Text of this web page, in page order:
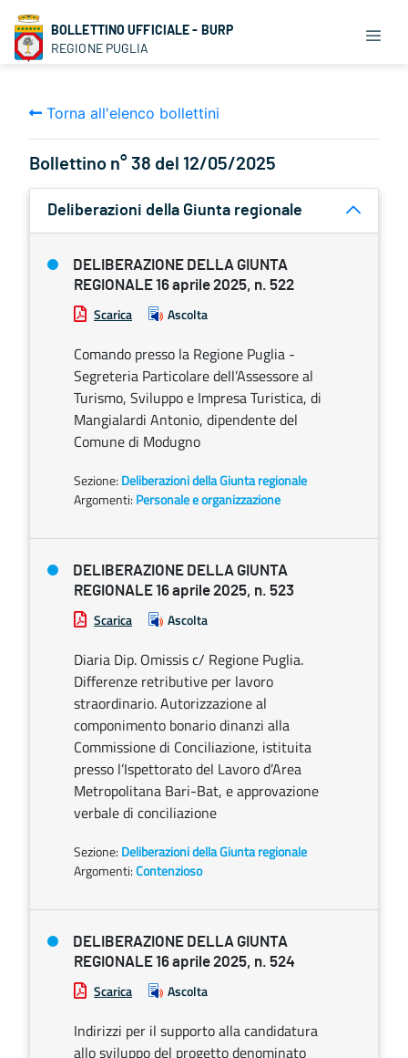
BOLLETTINO UFFICIALE - BURP
REGIONE PUGLIA
Torna all'elenco bollettini
Bollettino n° 38 del 12/05/2025
Deliberazioni della Giunta regionale
DELIBERAZIONE DELLA GIUNTA
REGIONALE 16 aprile 2025, n. 522
Scarica Ascolta
Comando presso la Regione Puglia -
Segreteria Particolare dell’Assessore al
Turismo, Sviluppo e Impresa Turistica, di
Mangialardi Antonio, dipendente del
Comune di Modugno
Sezione: Deliberazioni della Giunta regionale
Argomenti: Personale e organizzazione
DELIBERAZIONE DELLA GIUNTA
REGIONALE 16 aprile 2025, n. 523
Scarica Ascolta
Diaria Dip. Omissis c/ Regione Puglia.
Differenze retributive per lavoro
straordinario. Autorizzazione al
componimento bonario dinanzi alla
Commissione di Conciliazione, istituita
presso l’Ispettorato del Lavoro d’Area
Metropolitana Bari-Bat, e approvazione
verbale di conciliazione
Sezione: Deliberazioni della Giunta regionale
Argomenti:Contenzioso
DELIBERAZIONE DELLA GIUNTA
REGIONALE 16 aprile 2025, n. 524
Scarica Ascolta
Indirizzi per il supporto alla candidatura
allo sviluppo del progetto denominato